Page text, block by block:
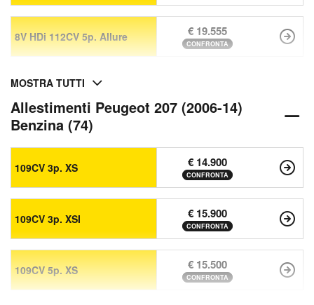
8V HDi 112CV 5p. Allure € 19.555
CONFRONTA
MOSTRA TUTTI
Allestimenti Peugeot 207 (2006-14)
Benzina (74)
109CV 3p. XS € 14.900
CONFRONTA
109CV 3p. XSI € 15.900
CONFRONTA
109CV 5p. XS € 15.500
CONFRONTA